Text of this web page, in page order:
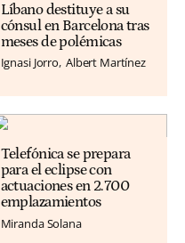
Líbano destituye a su
cónsul en Barcelona tras
meses de polémicas
Ignasi Jorro Albert Martínez
Telefónica se prepara
para el eclipse con
actuaciones en 2.700
emplazamientos
Miranda Solana